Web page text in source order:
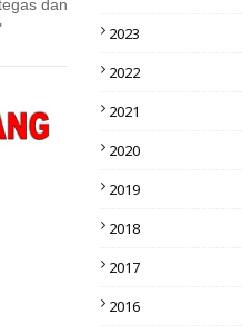
dan
2023
2022
2021
2020
2019
2018
2017
2016